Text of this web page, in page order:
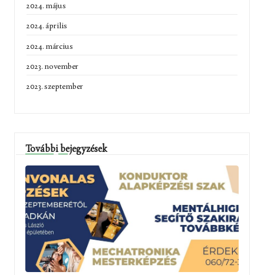
2024. május
2024. április
2024. március
2023. november
2023. szeptember
További bejegyzések